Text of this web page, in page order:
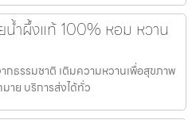
น้ำผึ้งแท้ 100% หอม หวาน
ธรรมชาติ เติมความหวานเพื่อสุขภาพ
าย บริการส่งได้ทั่ว